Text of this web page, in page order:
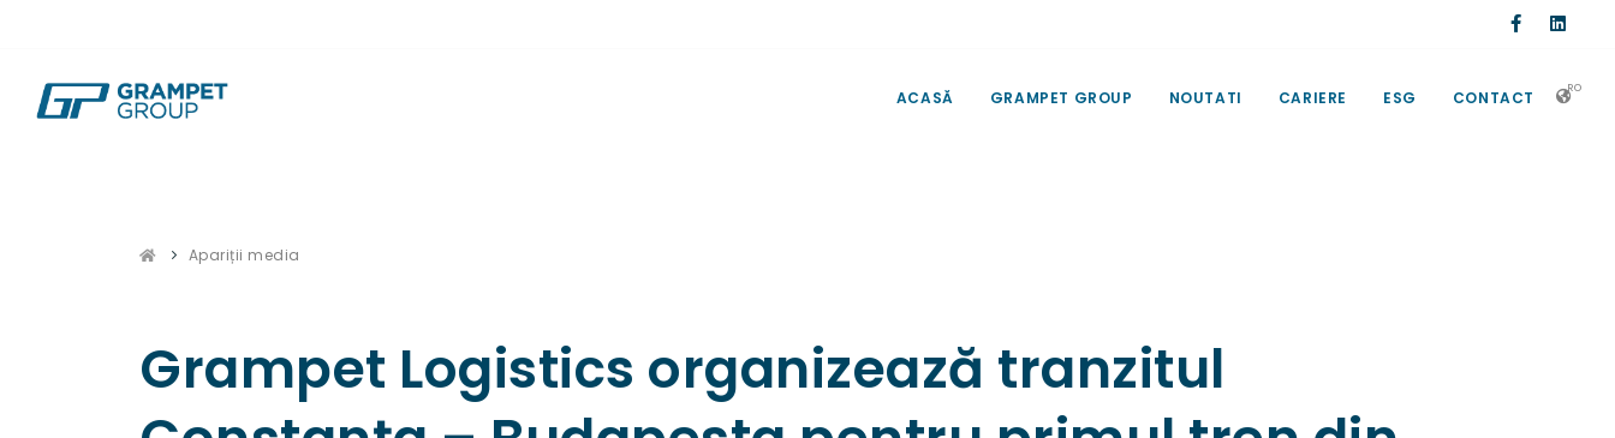
RO
ACASĂ GRAMPET GROUP NOUTATI CARIERE ESG CONTACT
Apariții media
Grampet Logistics organizează tranzitul